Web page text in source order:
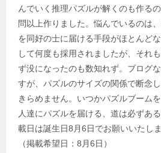
んでいく推理パズルが解くのも作る
問以上作りました。悩んでいるのは
を同好の士に届ける手段がほとんど
して何度も採用されましたが、それ
ず没になったのも数知れず。ブログ
すが、パズルのサイズの関係で断念
きらめません。いつかパズルブーム
人達にパズルを届ける、道は必ずあ
載日は誕生日8月6日でお願いいたしま
（掲載希望日：8月6日）